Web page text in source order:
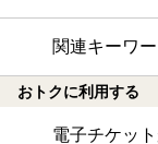
関連キーワ
おトクに利用する
電子チケッ